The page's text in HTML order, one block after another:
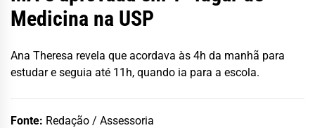
Medicina na USP
Ana Theresa revela que acordava às 4h da manhã para
estudar e seguia até 11h, quando ia para a escola.
Fonte: Redação / Assessoria